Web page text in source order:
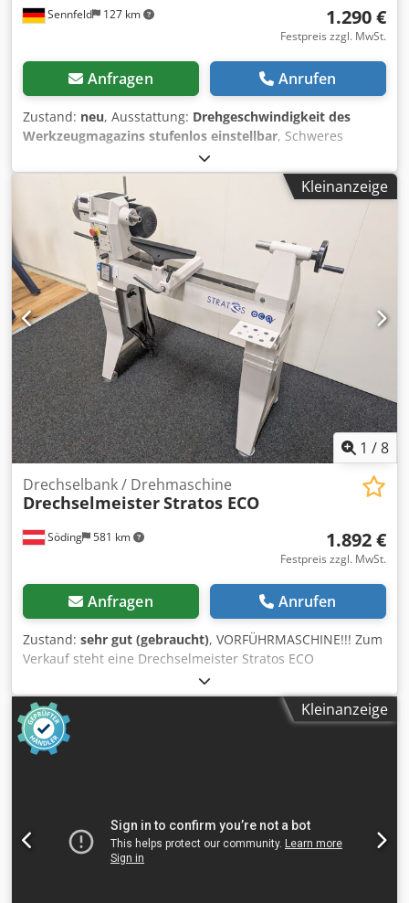
Sennfeld 127 km 1.290 €
Festpreis zzgl. MwSt.
Anfragen Anrufen
Zustand: neu, Ausstattung: Drehgeschwindigkeit des
Werkzeugmagazins stufenlos einstellbar, Schweres
Graugussmaschinenbett für beste Laufruhe und Stabilität
bei unwuchtigen Werkstücken Dcedpfew A Rqfox Ag Rok
Spindelstock über das gesamte Maschinenbett
verschiebbar, um 360° drehbar mit Rastung bei 0, 30, 60,
90, 135, 180, 270 Grad Variomatik Drehzahlregelung, mit
Drehgriff am Spindelstockende stufenlos von 280 bis 2500
U/min einstellbar Integrierte Spindel-Teileinrichtung 36
x10° Spindelarretierung vorne am Spindelstock für
einfaches Wechseln der Aufspannmittel Doppelkeil-
Klemmung für Handstahlauflage und Ausleger, besonders
rutschfest und effizient Reitstock mit robustem
Trapezgewinde, 108mm Pinolenhub mit Skala, 9 mm
Durchgangsbohrung
Kleinanzeige
1 /8
Söding 581 km
Drechselbank / Drehmaschine
DrechselmeisterStratos ECO
1.892 €
Festpreis zzgl. MwSt.
Anfragen Anrufen
Zustand: sehr gut (gebraucht), VORFÜHRMASCHINE!!! Zum
Verkauf steht eine Drechselmeister Stratos ECO
Drechselbank mit einer Spitzenweite von ca. 680 mm. Die
Maschine ist in einem sehr guten Zustand und wurde von
unserem Fachpersonal aufbereitet und überprüft. (Voll
funktionsfähig) Technische Daten: - Spitzenhöhe ca. 230
mm - Drehdurchmesser ca. 455 mm (mit optionaler
MK2 - Drehzahlen (2 Riemenstufen): 60 – 1.350 U/min und
180 – 3.750 U/min - Pinolenweg 100 mm (mit Skala und
Trapezgewinde) - Motor 1,5 kW / 2 PS (Anschluss 230 V) -
Kleinanzeige